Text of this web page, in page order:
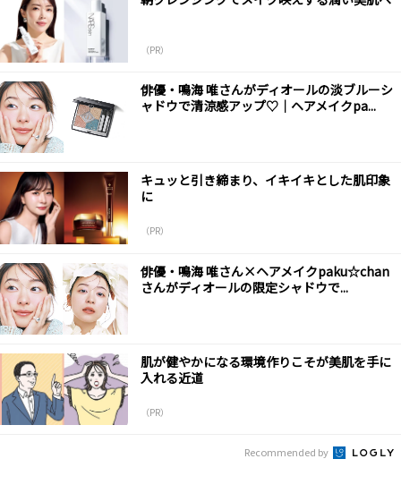
（PR）
俳優・鳴海 唯さんがディオールの淡ブルーシ
ャドウで清涼感アップ♡｜ヘアメイクpa...
キュッと引き締まり、イキイキとした肌印象
に
（PR）
俳優・鳴海 唯さん×ヘアメイクpaku☆chan
さんがディオールの限定シャドウで...
肌が健やかになる環境作りこそが美肌を手に
入れる近道
（PR）
Recommended by